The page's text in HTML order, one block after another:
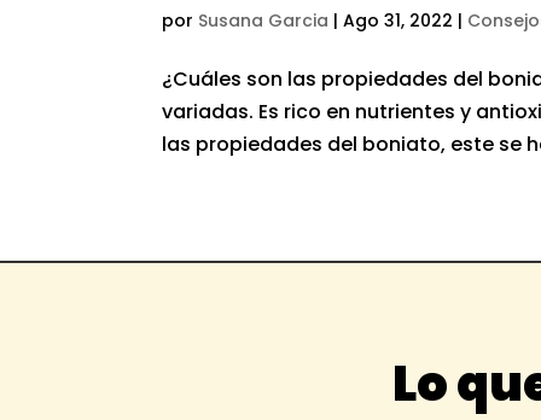
por Susana Garcia |Ago 31, 2022 |
¿Cuáles son las propiedades del
variadas. Es rico en nutrientes y
las propiedades del boniato, este se
Lo